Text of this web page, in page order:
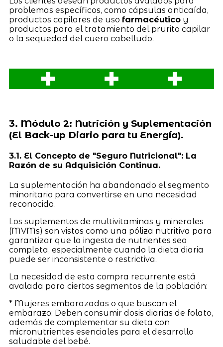
problemas específicos, como cápsulas anticaída,
productos capilares de uso farmacéuticoy
productos para el tratamiento del prurito capilar
o la sequedad del cuero cabelludo.
3. Módulo 2: Nutrición y Suplementación
(El Back-up Diario para tu Energía).
3.1. El Concepto de "Seguro Nutricional": La
Razón de su Adquisición Continua.
La suplementación ha abandonado el segmento
minoritario para convertirse en una necesidad
reconocida.
Los suplementos de multivitaminas y minerales
(MVMs) son vistos como una póliza nutritiva para
garantizar que la ingesta de nutrientes sea
completa, especialmente cuando la dieta diaria
puede ser inconsistente o restrictiva.
La necesidad de esta compra recurrente está
avalada para ciertos segmentos de la población:
* Mujeres embarazadas o que buscan el
embarazo: Deben consumir dosis diarias de folato,
además de complementar su dieta con
micronutrientes esenciales para el desarrollo
saludable del bebé.